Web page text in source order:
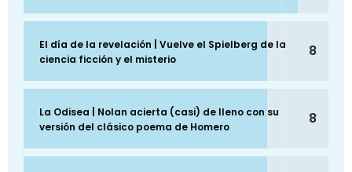
El día de la revelación | Vuelve el Spielberg de la
ciencia ficción y el misterio
8
La Odisea | Nolan acierta (casi) de lleno con su
versión del clásico poema de Homero
8